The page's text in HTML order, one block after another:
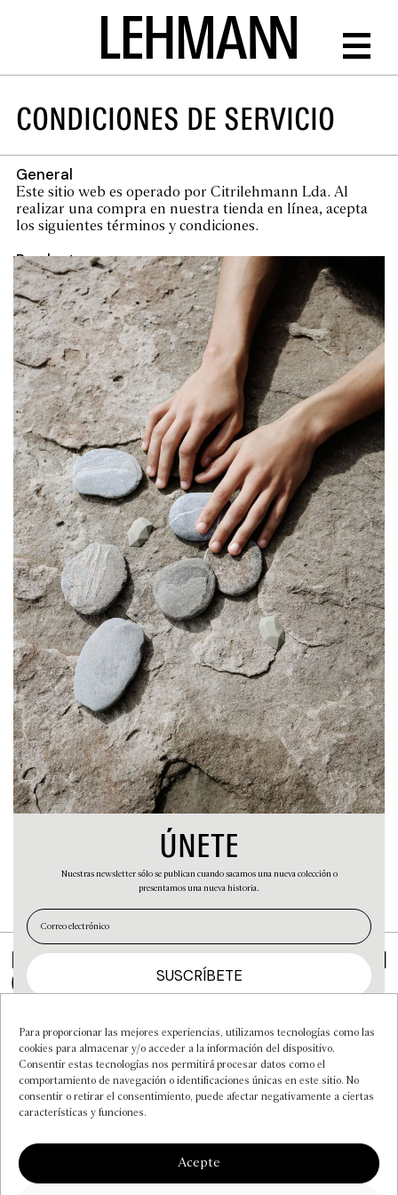
Para proporcionar las mejores experiencias, utilizamos tecnologías como las
cookies para almacenar y/o acceder a la información del dispositivo.
Consentir estas tecnologías nos permitirá procesar datos como el
comportamiento de navegación o identificaciones únicas en este sitio. No
consentir o retirar el consentimiento, puede afectar negativamente a ciertas
características y funciones.
Acepte
TIENDA
HISTORIAS
NOSOTROS
CARRITO
EN ES
CONDICIONES DE SERVICIO
General
Este sitio web es operado por Citrilehmann Lda. Al
realizar una compra en nuestra tienda en línea, acepta
los siguientes términos y condiciones.
Productos
Nuestros productos se fabrican con materiales
seleccionados y en ediciones limitadas. Las fotos de los
productos son representativas y pueden mostrar ligeras
variaciones debido a la naturaleza artesanal de los
artículos.
Precios e Impuestos
Todos los precios incluyen el IVA aplicable en Portugal
(23%). Los gastos de envío se calculan al pasar por caja.
Envío y entrega
Ofrecemos envíos internacionales siempre que sea
posible. El plazo de entrega estimado es de 3 a 10 días
laborables, dependiendo del destino.
Devoluciones
Tiene derecho a devolver su compra en un plazo de 14
días naturales a partir de la fecha de recepción. Los
artículos deben estar sin usar y en su estado original.
Los perfumes sólo pueden devolverse si están
precintados.
Pagos
Aceptamos pagos seguros mediante tarjeta de
crédito/débito, PayPal y otros métodos indicados al
realizar el pago.
Propiedad intelectual
Todos los diseños, fotos y contenidos son propiedad de
Citrilehmann y están protegidos por la ley de propiedad
intelectual. Prohibida su reproducción total o parcial sin
autorización.
Legislación aplicable
Estas condiciones se rigen por la legislación portuguesa
y la normativa de la Unión Europea.
MI CUENTA
CONTACTO
POLÍTICA DE
PRIVACIDAD
CONDICIONES DE
SERVICIO
POLÍTICA DE COOKIES
(UE)
NEWSLETTER
INSTAGRAM
ÚNETE
Nuestras newsletter sólo se publican cuando sacamos una nueva colección o
presentamos una nueva historia.